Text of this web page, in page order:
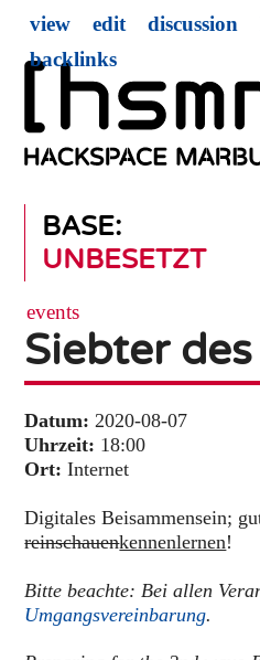
BASE:
UNBESETZT
view edit discussion
backlinks
events
Siebter
Datum: 2020-08-07
Uhrzeit: 18:00
Ort: Internet
Digitales Beisammensein;
reinschauenkennenlernen!
Bitte beachte: Bei allen
Umgangsvereinbarung.